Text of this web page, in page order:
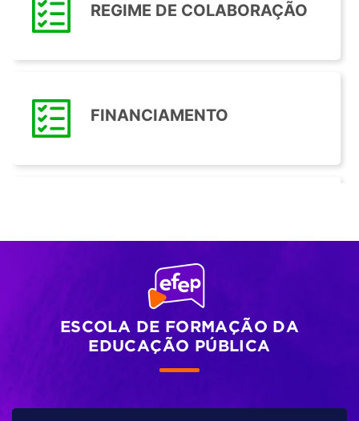
REGIME DE COLABORAÇÃO
FINANCIAMENTO
TEMPO INTEGRAL
ESCOLA DE FORMAÇÃO DA
EDUCAÇÃO PÚBLICA